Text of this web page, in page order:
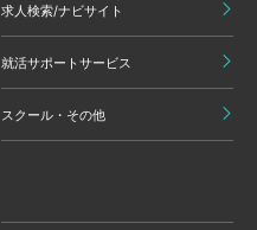
求人検索/ナビサイト
就活サポートサービス
スクール・その他